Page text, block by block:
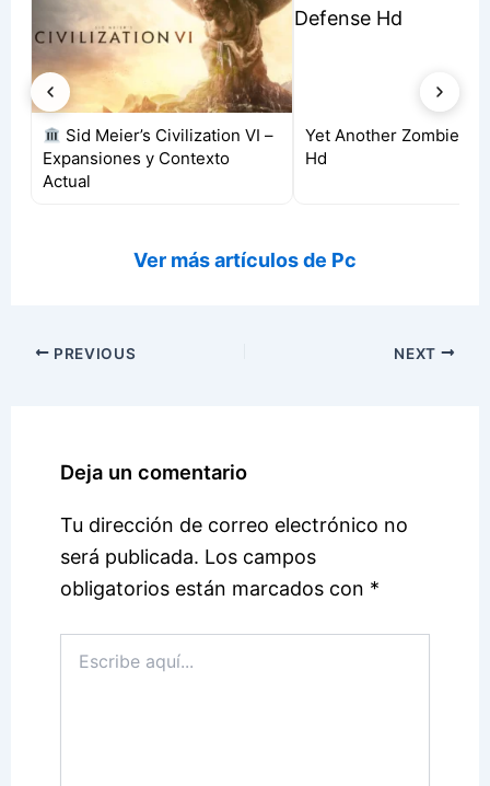
Sid Meier’s Civilization VI –
Expansiones y Contexto
Actual
Yet Another Zombie
Hd
Ver más artículos de Pc
PREVIOUS NEXT
Deja un comentario
Tu dirección de correo electrónico no
será publicada. Los campos
obligatorios están marcados con *
aquí...